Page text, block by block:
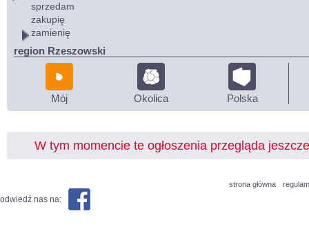
sprzedam
zakupię
zamienię
region Rzeszowski
Mój Okolica Polska
W tym momencie te ogłoszenia przegląda
strona główna
odwiedź nas na: